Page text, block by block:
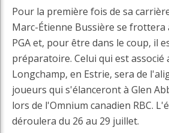
Pour la première fois de sa
Marc-Étienne Bussière se frottera
PGA et, pour être dans le coup, il
préparatoire. Celui qui est associé
Longchamp, en Estrie, sera de
joueurs qui s'élanceront à Glen
lors de l'Omnium canadien RBC.
déroulera du 26 au 29 juillet.